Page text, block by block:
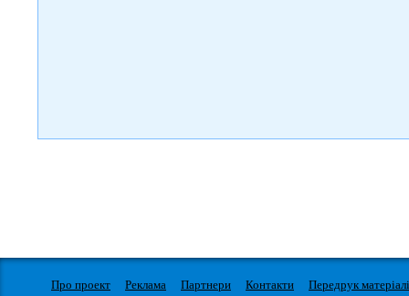
Про проект Реклама Партнери Контакти
Передрук